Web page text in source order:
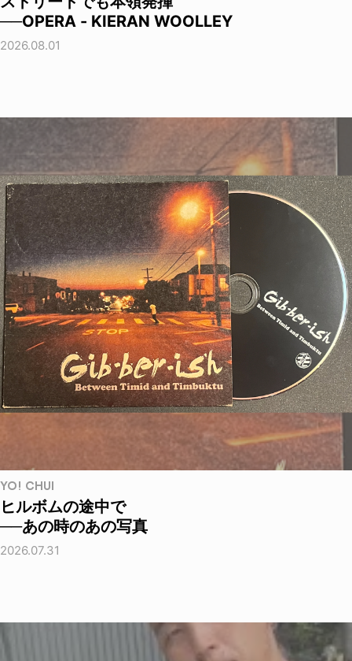
──OPERA - KIERAN WOOLLEY
2026.08.01
YO! CHUI
ヒルボムの途中で
──あの時のあの写真
2026.07.31